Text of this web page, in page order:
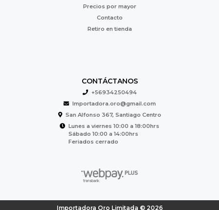
Precios por mayor
Contacto
Retiro en tienda
CONTÁCTANOS
+56934250494
Importadora.oro@gmail.com
San Alfonso 367, Santiago Centro
Lunes a viernes 10:00 a 18:00hrs
Sábado 10:00 a 14:00hrs
Feriados cerrado
Importadora Oro Limitada © 2026